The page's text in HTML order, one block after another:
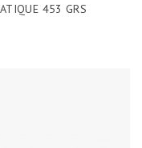
453 GRS